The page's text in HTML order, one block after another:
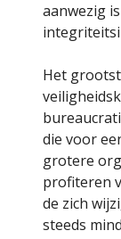
aanwezig
Het
die voor
grotere
profiteren
de zich
steeds